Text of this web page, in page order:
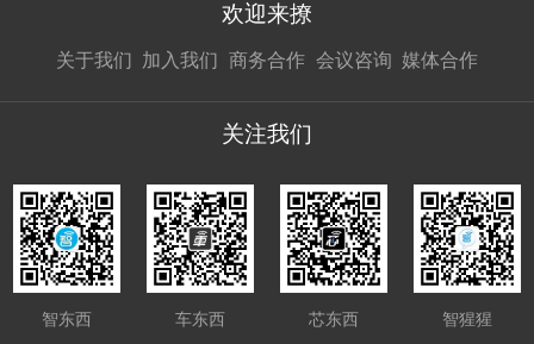
欢迎来撩
关于我们 加入我们
接扔简历
商务合作
接开聊
会议咨询 媒体合作
接开聊
关注我们
智东西 车东西 芯东西 智猩猩